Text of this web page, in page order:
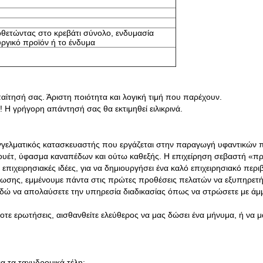
στο κρεβάτι σύνολο, ενδυμασία
προϊόν ή το ένδυμα
σας. Άριστη ποιότητα και λογική τιμή που παρέχουν.
γρήγορη απάντησή σας θα εκτιμηθεί ειλικρινά.
κατασκευαστής που εργάζεται στην παραγωγή υφαντικών
ύφασμα καναπέδων και ούτω καθεξής. Η επιχείρηση σεβαστή
ιδέες, για να δημιουργήσει ένα καλό επιχειρησιακό
εμμένουμε πάντα στις πρώτες προθέσεις πελατών να
να απολαύσετε την υπηρεσία διαδικασίας όπως να στρώσετε με
ερωτήσεις, αισθανθείτε ελεύθερος να μας δώσει ένα μήνυμα, ή